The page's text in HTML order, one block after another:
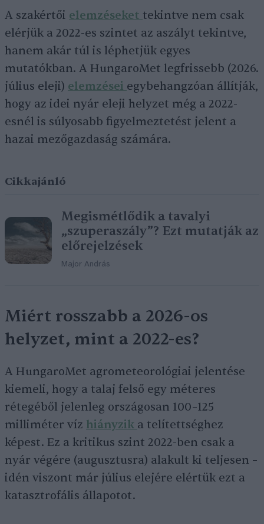
A szakértői elemzéseket tekintve nem csak
elérjük a 2022-es szintet az aszályt tekintve,
hanem akár túl is léphetjük egyes
mutatókban. A HungaroMet legfrissebb (2026.
július eleji) elemzései egybehangzóan állítják,
hogy az idei nyár eleji helyzet még a 2022-
esnél is súlyosabb figyelmeztetést jelent a
hazai mezőgazdaság számára.
Cikkajánló
Megismétlődik a tavalyi
„szuperaszály”? Ezt mutatják az
előrejelzések
Major András
Miért rosszabb a 2026-os
helyzet, mint a 2022-es?
A HungaroMet agrometeorológiai jelentése
kiemeli, hogy a talaj felső egy méteres
rétegéből jelenleg országosan 100–125
milliméter víz hiányzik a telítettséghez
képest. Ez a kritikus szint 2022-ben csak a
nyár végére (augusztusra) alakult ki teljesen –
idén viszont már július elejére elértük ezt a
katasztrofális állapotot.